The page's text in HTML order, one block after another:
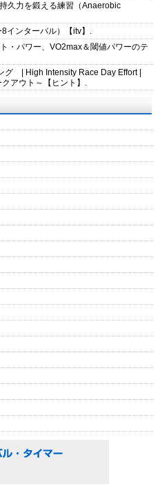
久力を鍛える練習（Anaerobic
インターバル）【itv】.
・パワー、VO2max＆閾値パワーのテ
グ | High Intensity Race Day Effort |
アウト～【ヒント】.